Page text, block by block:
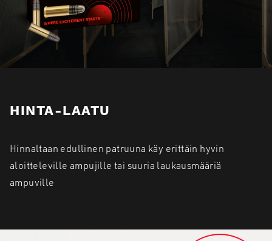
HINTA-LAATU
Hinnaltaan edullinen patruuna käy erittäin hyvin
aloitteleville ampujille tai suuria laukausmääriä
ampuville